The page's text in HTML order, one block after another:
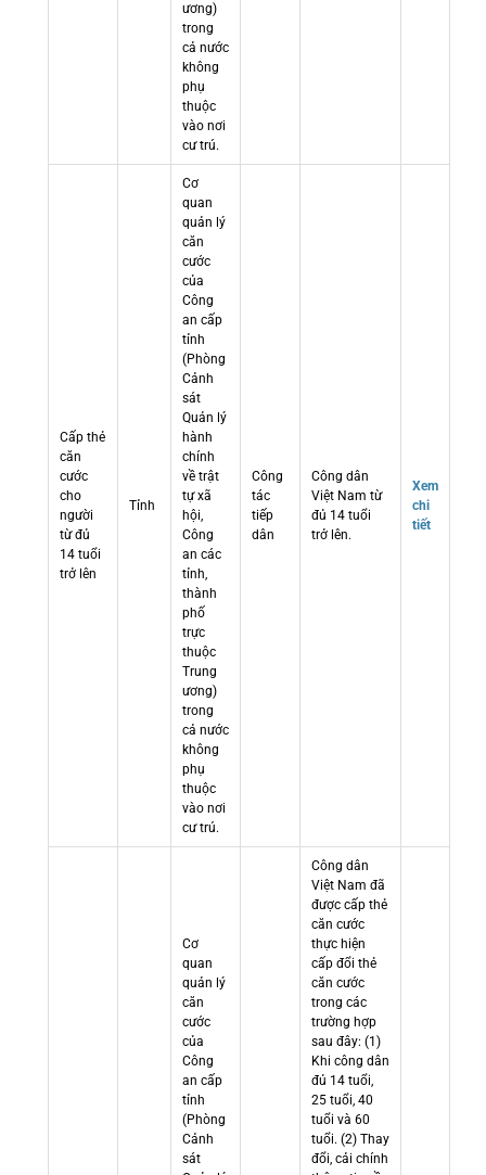
ương)
trong
cả nước
không
phụ
thuộc
vào nơi
cư trú.
Cấp thẻ
căn
cước
cho
người
từ đủ
14 tuổi
trở lên
Tỉnh
Cơ
quan
quản lý
căn
cước
của
Công
an cấp
tỉnh
(Phòng
Cảnh
sát
Quản lý
hành
chính
về trật
tự xã
hội,
Công
an các
tỉnh,
thành
phố
trực
thuộc
Trung
ương)
trong
cả nước
không
phụ
thuộc
vào nơi
cư trú.
Công
tác
tiếp
dân
Công dân
Việt Nam từ
đủ 14 tuổi
trở lên.
Xem
chi
tiết
Cơ
quan
quản lý
căn
cước
của
Công
an cấp
tỉnh
(Phòng
Cảnh
sát
Công dân
Việt Nam đã
được cấp thẻ
căn cước
thực hiện
cấp đổi thẻ
căn cước
trong các
trường hợp
sau đây: (1)
Khi công dân
đủ 14 tuổi,
25 tuổi, 40
tuổi và 60
tuổi. (2) Thay
đổi, cải chính